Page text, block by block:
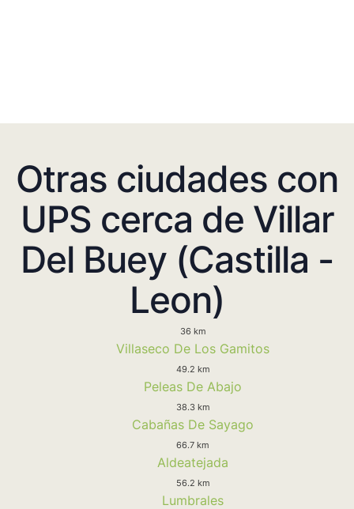
Otras ciudades con
UPS cerca de Villar
Del Buey (Castilla -
Leon)
36 km
Villaseco De Los Gamitos
49.2 km
Peleas De Abajo
38.3 km
Cabañas De Sayago
66.7 km
Aldeatejada
56.2 km
Lumbrales